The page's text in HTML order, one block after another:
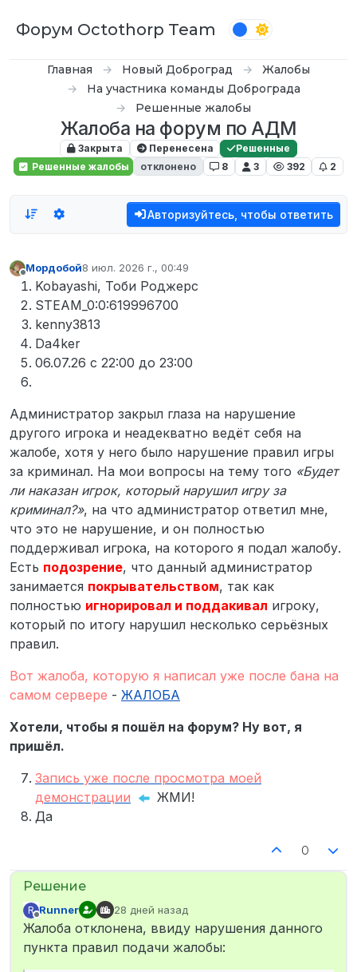
Форум Octothorp Team
Главная Новый Доброград
Жалобы
На участника команды Доброграда
Решенные жалобы
Жалоба на форум по АДМ
Закрыта Перенесена
Решенные
Решенные жалобы
отклонено 8 3 392 2
Авторизуйтесь, чтобы ответить
Не в сети
Мордобой8 июл. 2026 г., 00:49
отредактировано
Kobayashi, Тоби Роджерс
STEAM_0:0:619996700
kenny3813
Da4ker
06.07.26 с 22:00 до 23:00
Администратор закрыл глаза на нарушение
другого игрока и неадекватно ведёт себя на
жалобе, хотя у него было нарушение правил игры
за криминал. На мои вопросы на тему того «Будет
ли наказан игрок, который нарушил игру за
криминал?», на что администратор ответил мне,
что это не нарушение, и он полностью
поддерживал игрока, на которого я подал жалобу.
Есть подозрение, что данный администратор
занимается покрывательством, так как
полностью игнорировал и поддакивал игроку,
который по итогу нарушил несколько серьёзных
правил.
Вот жалоба, которую я написал уже после бана на
самом сервере - ЖАЛОБА
Хотели, чтобы я пошёл на форум? Ну вот, я
пришёл.
Запись уже после просмотра моей
демонстрации
ЖМИ!
Да
0
R
Не в сети
Runner 28 дней назад
отредактировано
Жалоба отклонена, ввиду нарушения данного
пункта правил подачи жалобы: